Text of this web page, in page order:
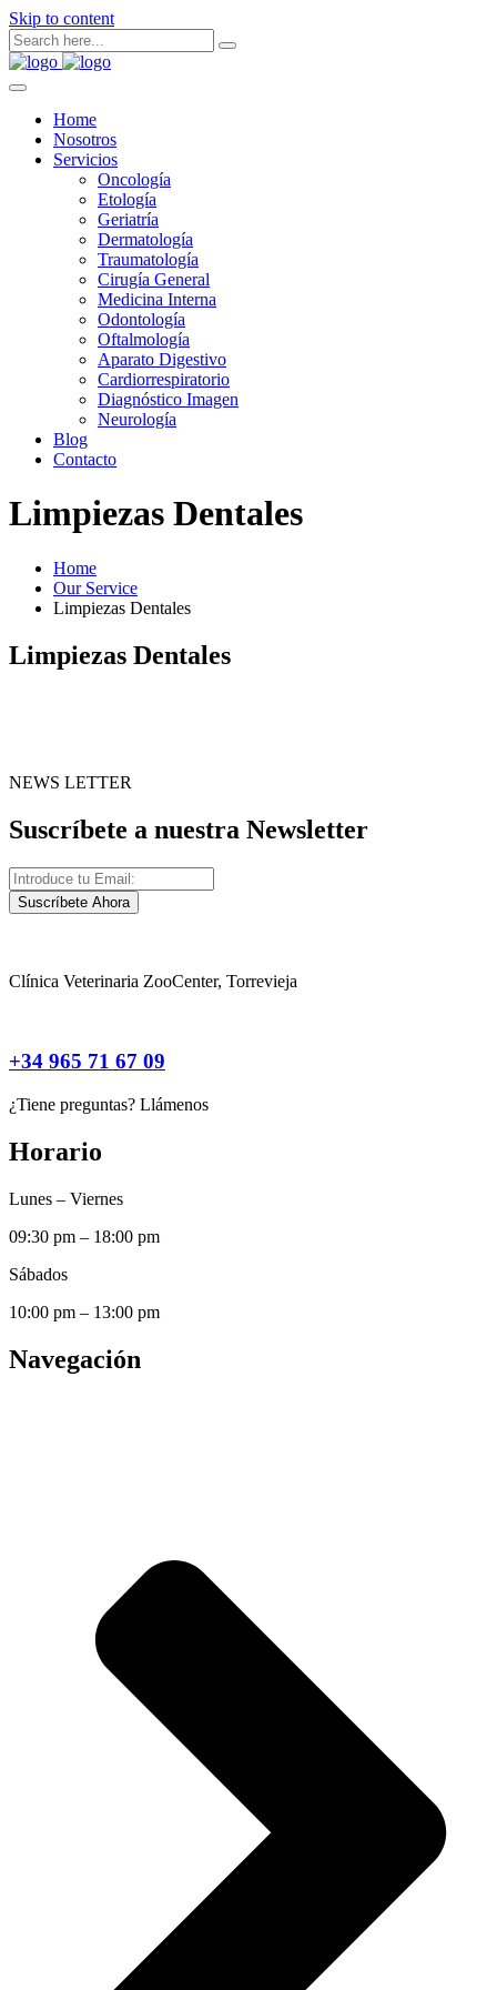
Skip to content
Home
Nosotros
Servicios
Oncología
Etología
Geriatría
Dermatología
Traumatología
Cirugía General
Medicina Interna
Odontología
Oftalmología
Aparato Digestivo
Cardiorrespiratorio
Diagnóstico Imagen
Neurología
Blog
Contacto
Limpiezas Dentales
Home
Our Service
Limpiezas Dentales
Limpiezas Dentales
NEWS LETTER
Suscríbete a nuestra Newsletter
Suscríbete Ahora
Clínica Veterinaria ZooCenter, Torrevieja
+34 965 71 67 09
¿Tiene preguntas? Llámenos
Horario
Lunes – Viernes
09:30 pm – 18:00 pm
Sábados
10:00 pm – 13:00 pm
Navegación